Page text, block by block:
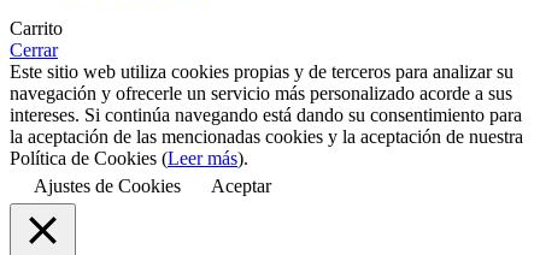
Carrito
Cerrar
Este sitio web utiliza cookies propias y de terceros para analizar su
navegación y ofrecerle un servicio más personalizado acorde a sus
intereses. Si continúa navegando está dando su consentimiento para
la aceptación de las mencionadas cookies y la aceptación de nuestra
Política de Cookies (Leer más).
Ajustes de Cookies
Aceptar